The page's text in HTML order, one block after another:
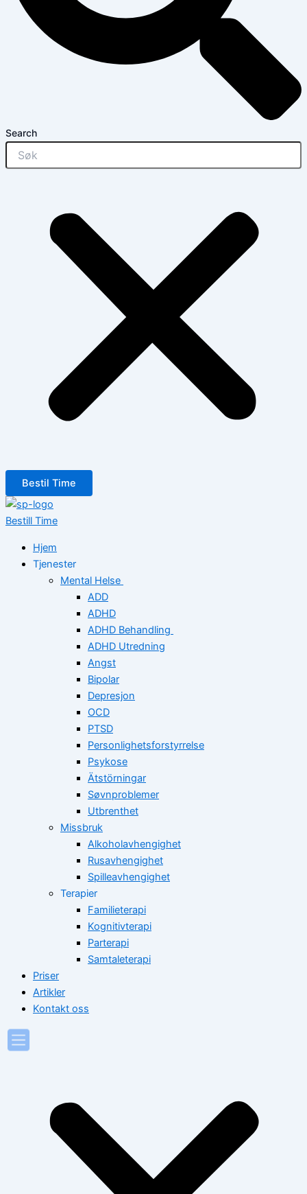
Search
Bestil Time
Bestill Time
Hjem
Tjenester
Mental Helse
ADD
ADHD
ADHD Behandling
ADHD Utredning
Angst
Bipolar
Depresjon
OCD
PTSD
Personlighetsforstyrrelse
Psykose
Ätstörningar
Søvnproblemer
Utbrenthet
Missbruk
Alkoholavhengighet
Rusavhengighet
Spilleavhengighet
Terapier
Familieterapi
Kognitivterapi
Parterapi
Samtaleterapi
Priser
Artikler
Kontakt oss